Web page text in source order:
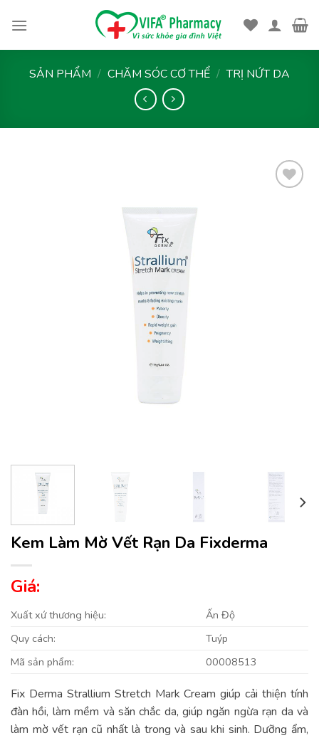
SẢN PHẨM / CHĂM SÓC CƠ THỂ / TRỊ NỨT DA
Kem Làm Mờ Vết Rạn Da Fixderma
Giá:
Xuất xứ thương hiệu:
Ấn Độ
Quy cách:
Tuýp
Mã sản phẩm:
00008513
Fix Derma Strallium Stretch Mark Cream giúp cải thiện tính
đàn hồi, làm mềm và săn chắc da, giúp ngăn ngừa rạn da và
làm mờ vết rạn cũ nhất là trong và sau khi sinh. Dưỡng ẩm,